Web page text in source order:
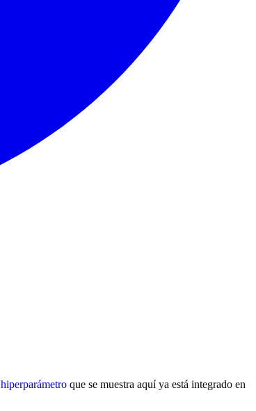
hiperparámetro que se muestra aquí ya está integrado en